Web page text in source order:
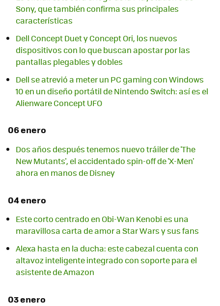
Sony, que también confirma sus principales
características
Dell Concept Duet y Concept Ori, los nuevos
dispositivos con lo que buscan apostar por las
pantallas plegables y dobles
Dell se atrevió a meter un PC gaming con Windows
10 en un diseño portátil de Nintendo Switch: así es el
Alienware Concept UFO
06 enero
Dos años después tenemos nuevo tráiler de 'The
New Mutants', el accidentado spin-off de 'X-Men'
ahora en manos de Disney
04 enero
Este corto centrado en Obi-Wan Kenobi es una
maravillosa carta de amor a Star Wars y sus fans
Alexa hasta en la ducha: este cabezal cuenta con
altavoz inteligente integrado con soporte para el
asistente de Amazon
03 enero